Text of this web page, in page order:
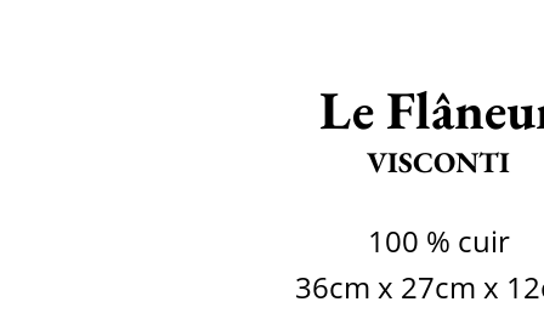
Le
VISCONTI
100 % cuir
36cm x 27cm x